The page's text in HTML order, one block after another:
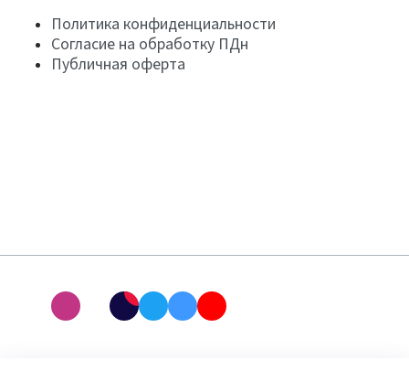
Политика конфиденциальности
Согласие на обработку ПДн
Публичная оферта